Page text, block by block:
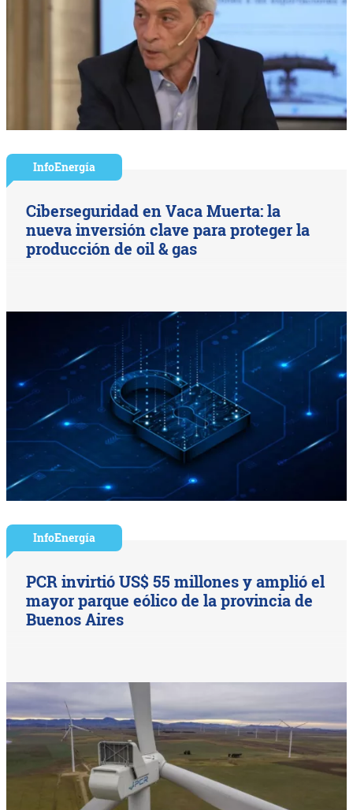
InfoEnergía
Ciberseguridad en Vaca Muerta: la
nueva inversión clave para proteger la
producción de oil & gas
InfoEnergía
PCR invirtió US$ 55 millones y amplió el
mayor parque eólico de la provincia de
Buenos Aires